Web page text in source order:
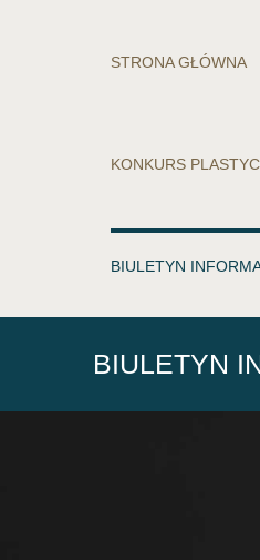
STRONA GŁÓWNA
KONKURS
BIULETYN
BIULETYN